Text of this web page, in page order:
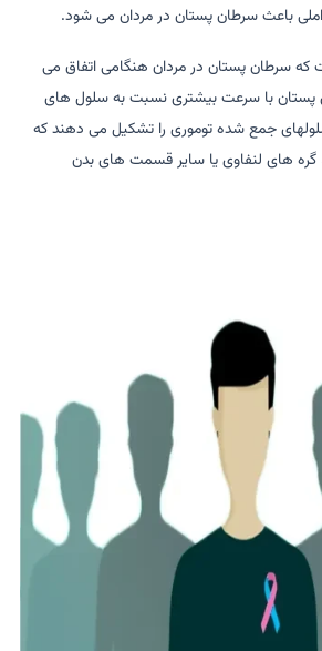
باعث سرطان پستان در مردان می شود.
سرطان پستان در مردان هنگامی اتفاق می
پستان با سرعت بیشتری نسبت به سلول های
جمع شده توموری را تشکیل می دهند که
گره های لنفاوی یا سایر قسمت های بدن